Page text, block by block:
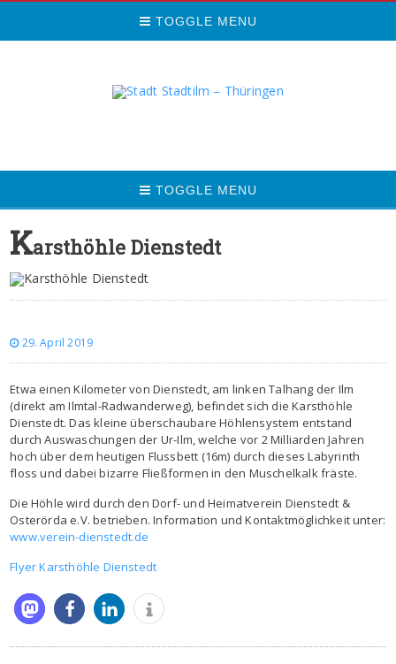
TOGGLE MENU
TOGGLE MENU
Karsthöhle Dienstedt
29. April 2019
Etwa einen Kilometer von Dienstedt, am linken Talhang der Ilm
(direkt am Ilmtal-Radwanderweg), befindet sich die Karsthöhle
Dienstedt. Das kleine überschaubare Höhlensystem entstand
durch Auswaschungen der Ur-Ilm, welche vor 2 Milliarden Jahren
hoch über dem heutigen Flussbett (16m) durch dieses Labyrinth
floss und dabei bizarre Fließformen in den Muschelkalk fräste.
Die Höhle wird durch den Dorf- und Heimatverein Dienstedt &
Osterörda e.V. betrieben. Information und Kontaktmöglichkeit unter:
www.verein-dienstedt.de
Flyer Karsthöhle Dienstedt